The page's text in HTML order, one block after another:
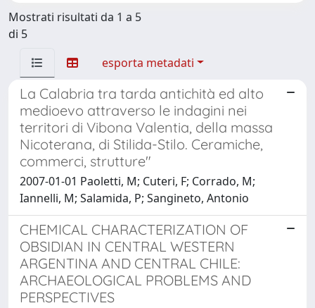
Mostrati risultati da 1 a 5
di 5
esporta metadati
La Calabria tra tarda antichità ed alto
medioevo attraverso le indagini nei
territori di Vibona Valentia, della massa
Nicoterana, di Stilida-Stilo. Ceramiche,
commerci, strutture"
2007-01-01 Paoletti, M; Cuteri, F; Corrado, M;
Iannelli, M; Salamida, P; Sangineto, Antonio
CHEMICAL CHARACTERIZATION OF
OBSIDIAN IN CENTRAL WESTERN
ARGENTINA AND CENTRAL CHILE:
ARCHAEOLOGICAL PROBLEMS AND
PERSPECTIVES